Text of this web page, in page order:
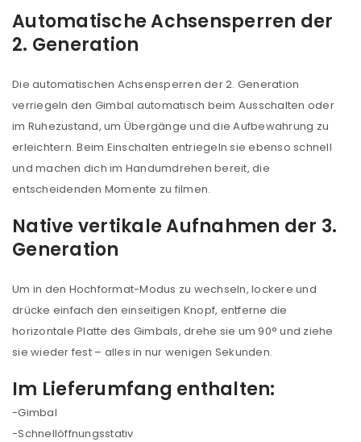
REGISTRIEREN
E-Mail-Adresse *
Ein Link zum Erstellen eines neuen Passworts wird an
deine E-Mail-Adresse gesendet.
NEWSLETTER ABONNIEREN
Please select all the ways you would like to hear from
Ich stimme zu
Ja, ich möchte ein Kundenkonto eröffnen und
REGISTRIEREN
Automatische Achsensperren der
2. Generation
Die automatischen Achsensperren der 2. Generation
verriegeln den Gimbal automatisch beim Ausschalten oder
im Ruhezustand, um Übergänge und die Aufbewahrung zu
erleichtern. Beim Einschalten entriegeln sie ebenso schnell
und machen dich im Handumdrehen bereit, die
entscheidenden Momente zu filmen.
Native vertikale Aufnahmen der 3.
Generation
Um in den Hochformat-Modus zu wechseln, lockere und
drücke einfach den einseitigen Knopf, entferne die
horizontale Platte des Gimbals, drehe sie um 90° und ziehe
sie wieder fest – alles in nur wenigen Sekunden.
Im Lieferumfang enthalten:
-Gimbal
-Schnellöffnungsstativ